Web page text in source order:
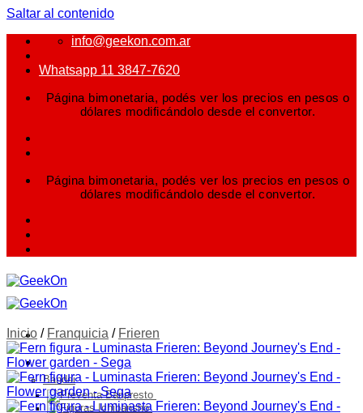
Saltar al contenido
info@geekon.com.ar
Whatsapp 11 3847-7620
Página bimonetaria, podés ver los precios en pesos o
dólares modificándolo desde el convertor.
Página bimonetaria, podés ver los precios en pesos o
dólares modificándolo desde el convertor.
FIGURAS
Bandai
Inicio / Franquicia / Frieren